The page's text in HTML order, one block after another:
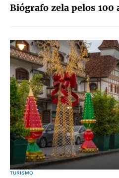
Biógrafo zela pelos 100
TURISMO